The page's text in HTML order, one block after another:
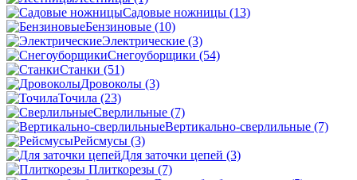
Садовые ножницы (13)
Бензиновые (10)
Электрические (3)
Снегоуборщики (54)
Станки (51)
Дровоколы (3)
Точила (23)
Сверлильные (7)
Вертикально-сверлильные (7)
Рейсмусы (3)
Для заточки цепей (3)
Плиткорезы (7)